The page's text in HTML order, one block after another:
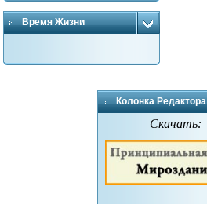
Время Жизни
Колонка Редактора
Скачать: